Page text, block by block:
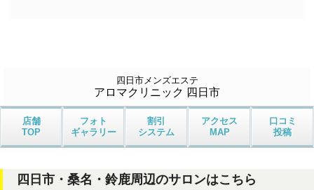
四日市メンズエステ
アロマクリニック 四日市
店舗
TOP
フォト
ギャラリー
割引
システム
アクセス
MAP
口コミ
投稿
四日市・桑名・鈴鹿周辺のサロンはこちら